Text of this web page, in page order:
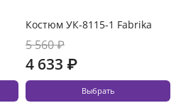
Костюм УК-8115-1 Fabrika
5 560 ₽
4 633 ₽
Выбрать